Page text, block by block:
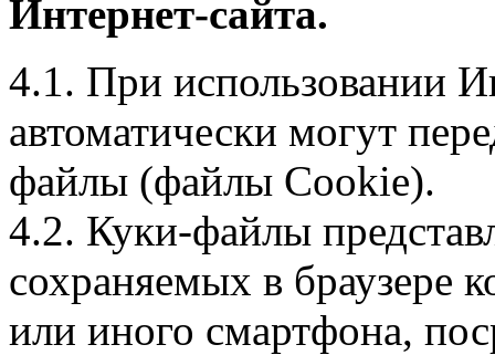
Интернет-сайта.
4.1. При использовании
автоматически могут
файлы (файлы Cookie).
4.2. Куки-файлы
сохраняемых в браузере
или иного смартфона,